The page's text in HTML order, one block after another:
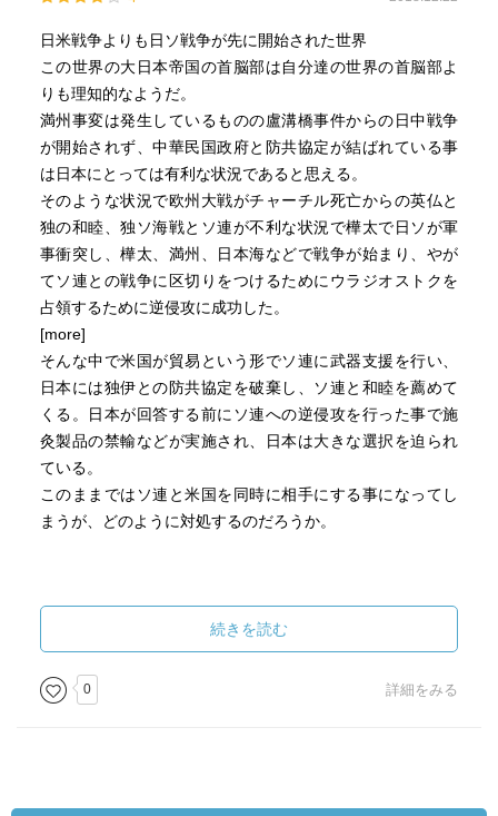
日米戦争よりも日ソ戦争が先に開始された世界
この世界の大日本帝国の首脳部は自分達の世界の首脳部よ
りも理知的なようだ。
満州事変は発生しているものの盧溝橋事件からの日中戦争
が開始されず、中華民国政府と防共協定が結ばれている事
は日本にとっては有利な状況であると思える。
そのような状況で欧州大戦がチャーチル死亡からの英仏と
独の和睦、独ソ海戦とソ連が不利な状況で樺太で日ソが軍
事衝突し、樺太、満州、日本海などで戦争が始まり、やが
てソ連との戦争に区切りをつけるためにウラジオストクを
占領するために逆侵攻に成功した。
[more]
そんな中で米国が貿易という形でソ連に武器支援を行い、
日本には独伊との防共協定を破棄し、ソ連と和睦を薦めて
くる。日本が回答する前にソ連への逆侵攻を行った事で施
灸製品の禁輸などが実施され、日本は大きな選択を迫られ
ている。
このままではソ連と米国を同時に相手にする事になってし
まうが、どのように対処するのだろうか。
続きを読む
0 詳細をみる